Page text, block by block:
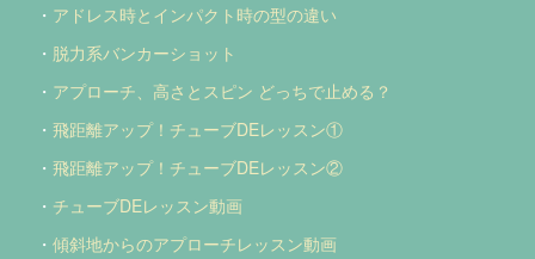
・ アドレス時とインパクト時の型の違い
・ 脱力系バンカーショット
・ アプローチ、高さとスピン どっちで止める？
・ 飛距離アップ！チューブDEレッスン①
・ 飛距離アップ！チューブDEレッスン②
・ チューブDEレッスン動画
・ 傾斜地からのアプローチレッスン動画